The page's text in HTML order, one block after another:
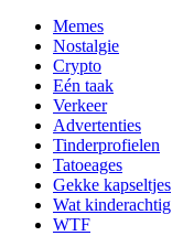
Memes
Nostalgie
Crypto
Eén taak
Verkeer
Advertenties
Tinderprofielen
Tatoeages
Gekke kapseltjes
Wat kinderachtig
WTF